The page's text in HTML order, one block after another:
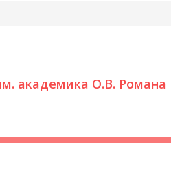
академика О.В. Романа